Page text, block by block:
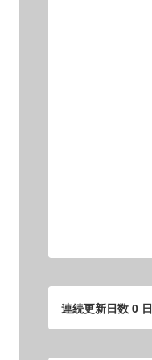
連続更新日数 0 日